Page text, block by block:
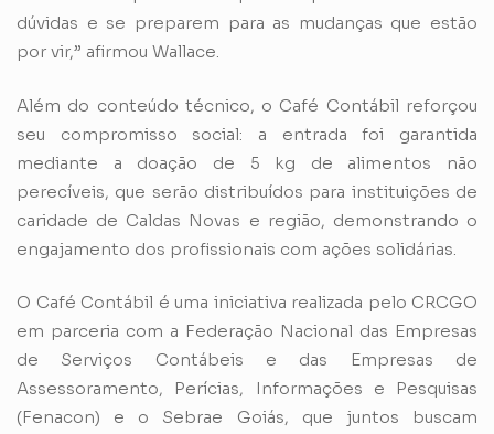
dúvidas e se preparem para as mudanças que estão
por vir,” afirmou Wallace.
Além do conteúdo técnico, o Café Contábil reforçou
seu compromisso social: a entrada foi garantida
mediante a doação de 5 kg de alimentos não
perecíveis, que serão distribuídos para instituições de
caridade de Caldas Novas e região, demonstrando o
engajamento dos profissionais com ações solidárias.
O Café Contábil é uma iniciativa realizada pelo CRCGO
em parceria com a Federação Nacional das Empresas
de Serviços Contábeis e das Empresas de
Assessoramento, Perícias, Informações e Pesquisas
(Fenacon) e o Sebrae Goiás, que juntos buscam